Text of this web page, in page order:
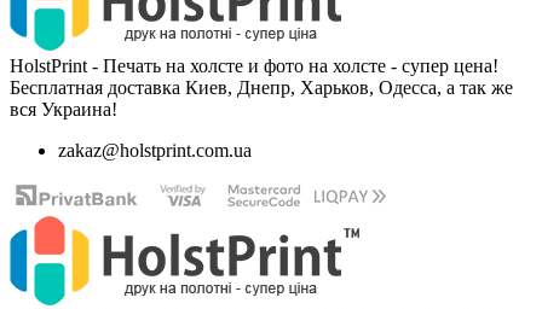
HolstPrint - Печать на холсте и фото на холсте - супер цена!
Бесплатная доставка Киев, Днепр, Харьков, Одесса, а так же
вся Украина!
zakaz@holstprint.com.ua